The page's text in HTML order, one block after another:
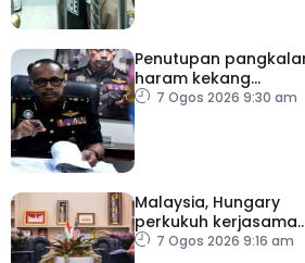
Penutupan
haram kekang
penyeludupan di
7 Ogos 2026 9:30 am
Malaysia, Hungary
perkukuh kerjasama
sektor pertanian
7 Ogos 2026 9:16 am